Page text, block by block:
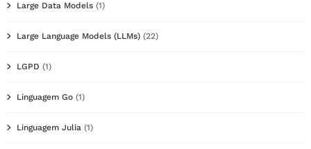
Large Data Models (1)
Large Language Models (LLMs) (22)
LGPD (1)
Linguagem Go (1)
Linguagem Julia (1)